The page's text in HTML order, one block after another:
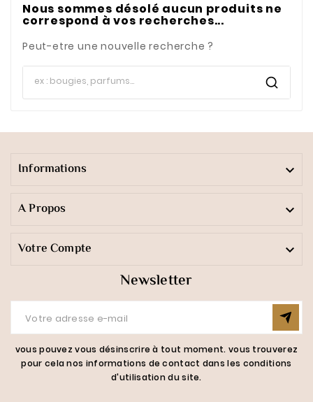
Nous sommes désolé aucun produits ne
correspond à vos recherches...
Peut-etre une nouvelle recherche ?
Informations 
A Propos 
Votre Compte 
Newsletter
vous pouvez vous désinscrire à tout moment. vous trouverez
pour cela nos informations de contact dans les conditions
d'utilisation du site.